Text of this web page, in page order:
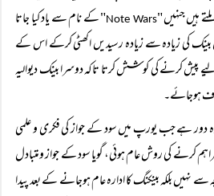
ہیں جنہیں "Note Wars" کے نام سے یاد کیا جاتا
کی زیادہ سے زیادہ رسیدیں اکھٹی کرکے اس کے
پیش کرنے کی کوشش کرتا تاکہ دوسرا بینک دیوالیہ
ہوجائے۔
ہے جب یورپ میں سود کے جواز کی فکری و علمی
کرنے کی روش عام ہوئی، گویا سود کے جواز ومتبادل
سے نہیں بلکہ بینکنگ کا ادارہ عام ہوجانے کے بعد پیدا